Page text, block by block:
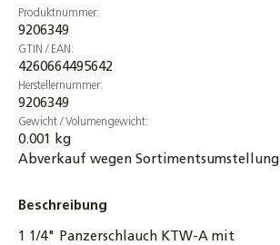
Produktnummer:
9206349
GTIN / EAN:
4260664495642
Herstellernummer:
9206349
Gewicht / Volumengewicht:
0.001 kg
Abverkauf wegen Sortimentsumstellung
Beschreibung
1 1/4" Panzerschlauch KTW-A mit